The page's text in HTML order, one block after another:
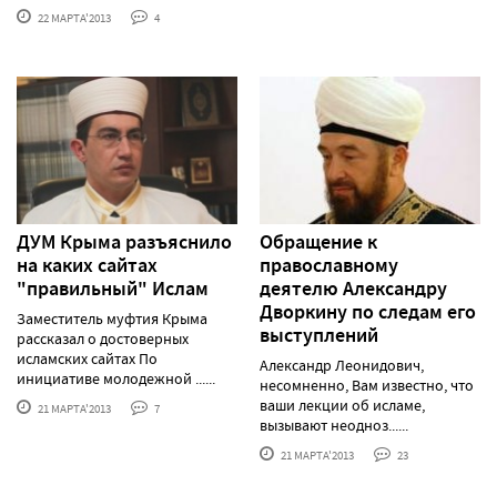
22 МАРТА'2013 4
ДУМ Крыма разъяснило
на каких сайтах
"правильный" Ислам
Заместитель муфтия Крыма
рассказал о достоверных
исламских сайтах По
инициативе молодежной ......
21 МАРТА'2013 7
Обращение к
православному
деятелю Александру
Дворкину по следам его
выступлений
Александр Леонидович,
несомненно, Вам известно, что
ваши лекции об исламе,
вызывают неодноз......
21 МАРТА'2013 23